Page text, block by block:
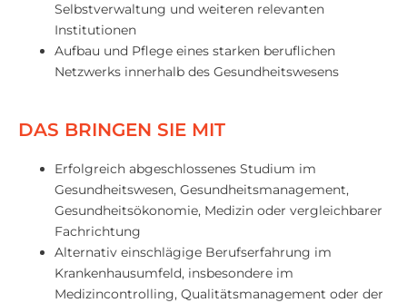
Selbstverwaltung und weiteren relevanten
Institutionen
Aufbau und Pflege eines starken beruflichen
Netzwerks innerhalb des Gesundheitswesens
DAS BRINGEN SIE MIT
Erfolgreich abgeschlossenes Studium im
Gesundheitswesen, Gesundheitsmanagement,
Gesundheitsökonomie, Medizin oder vergleichbarer
Fachrichtung
Alternativ einschlägige Berufserfahrung im
Krankenhausumfeld, insbesondere im
Medizincontrolling, Qualitätsmanagement oder der